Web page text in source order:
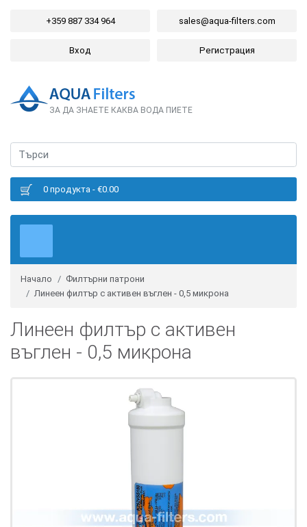
+359 887 334 964 sales@aqua-filters.com
Вход Регистрация
ЗА ДА ЗНАЕТЕ КАКВА ВОДА ПИЕТЕ
0 продукта - €0.00
Начало
Филтърни патрони
Линеен филтър с активен въглен - 0,5 микрона
Линеен филтър с активен
въглен - 0,5 микрона